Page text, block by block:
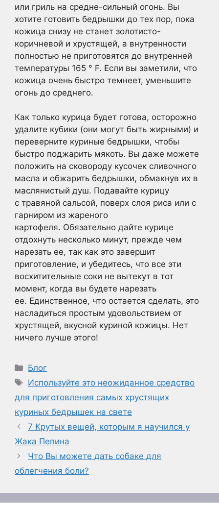
или гриль на средне-сильный огонь. Вы
хотите готовить бедрышки до тех пор, пока
кожица снизу не станет золотисто-
коричневой и хрустящей, а внутренности
полностью не приготовятся до внутренней
температуры 165 ° F. Если вы заметили, что
кожица очень быстро темнеет, уменьшите
огонь до среднего.
Как только курица будет готова, осторожно
удалите кубики (они могут быть жирными) и
переверните куриные бедрышки, чтобы
быстро поджарить мякоть. Вы даже можете
положить на сковороду кусочек сливочного
масла и обжарить бедрышки, обмакнув их в
маслянистый душ. Подавайте курицу
с травяной сальсой, поверх слоя риса или с
гарниром из жареного
картофеля. Обязательно дайте курице
отдохнуть несколько минут, прежде чем
нарезать ее, так как это завершит
приготовление, и убедитесь, что все эти
восхитительные соки не вытекут в тот
момент, когда вы будете нарезать
ее. Единственное, что остается сделать, это
насладиться простым удовольствием от
хрустящей, вкусной куриной кожицы. Нет
ничего лучше этого!
Рубрики
Блог
Метки
Используйте это неожиданное средство
для приготовления самых хрустящих
куриных бедрышек на свете
7 Крутых вещей, которым я научился у
Жака Пепина
Что Вы можете дать собаке для
облегчения боли?